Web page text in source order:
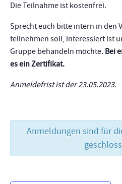
Die Teilnahme ist kostenfrei.
Sprecht euch bitte intern in den
teilnehmen soll, interessiert ist
Gruppe behandeln möchte. Bei
es ein Zertifikat.
Anmeldefrist ist der 23.05.2023.
Anmeldungen sind für